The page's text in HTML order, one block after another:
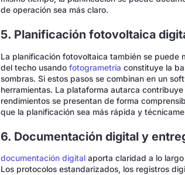
de operación sea más claro.
5. Planificación fotovoltaica
La planificación fotovoltaica también se puede
del techo usandofotogrametría constituye la
sombras. Si estos pasos se combinan en un
herramientas. La plataforma autarca
rendimientos se presentan de forma
que la planificación sea más rápida y
6. Documentación digital y
documentación digital aporta claridad a lo
Los protocolos estandarizados, los registros